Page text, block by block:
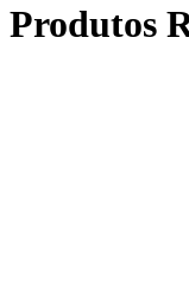
Produtos